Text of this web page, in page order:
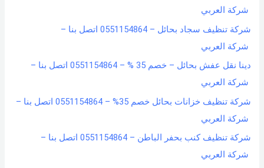
شركة العربي
شركة تنظيف سجاد بحائل – 0551154864 اتصل بنا –
شركة العربي
دينا نقل عفش بحائل – خصم 35 % – 0551154864 اتصل بنا –
شركة العربي
شركة تنظيف خزانات بحائل خصم 35% – 0551154864 اتصل بنا –
شركة العربي
شركة تنظيف كنب بحفر الباطن – 0551154864 اتصل بنا –
شركة العربي